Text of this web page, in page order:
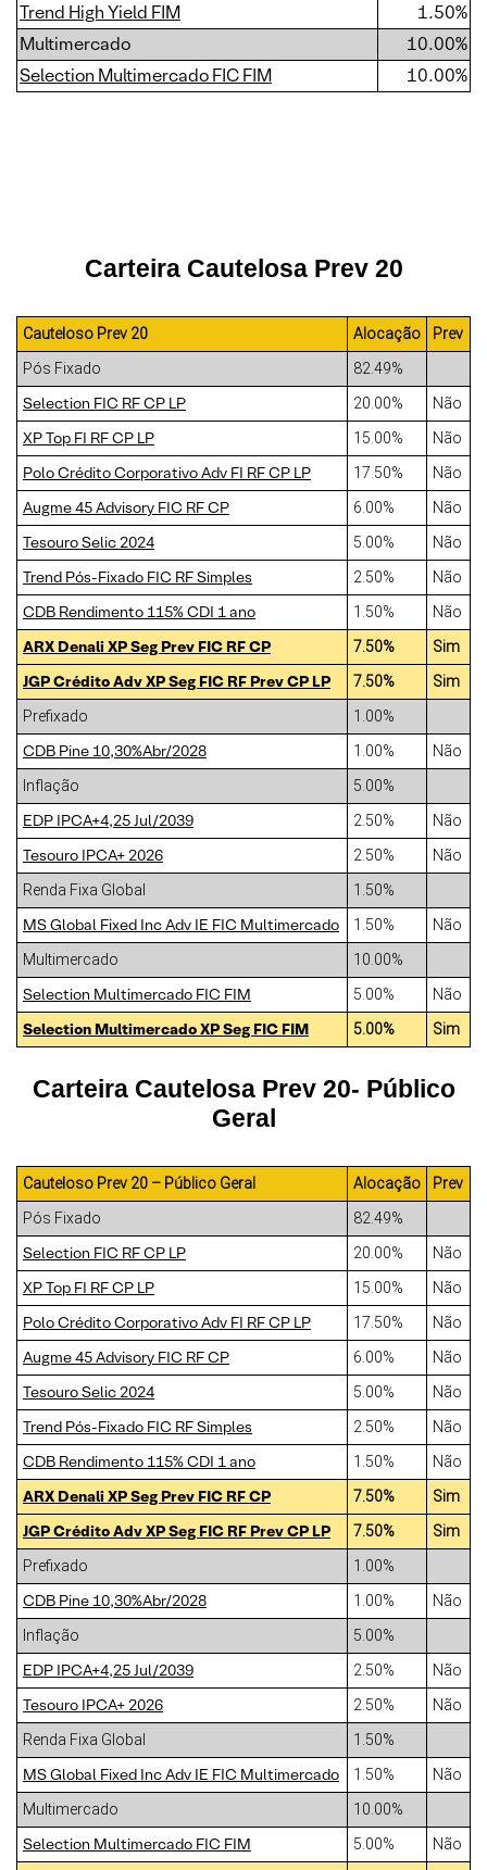
Trend High Yield FIM
1.50%
Multimercado
10.00%
Selection Multimercado FIC FIM
10.00%
Carteira Cautelosa Prev 20
Cauteloso Prev 20 Alocação
Prev
Pós Fixado
82.49%
Selection FIC RF CP LP 20.00% Não
XP Top FI RF CP LP 15.00% Não
Polo Crédito Corporativo Adv FI RF CP LP 17.50% Não
Augme 45 Advisory FIC RF CP 6.00% Não
Tesouro Selic 2024 5.00% Não
Trend Pós-Fixado FIC RF Simples 2.50% Não
CDB Rendimento 115% CDI 1 ano 1.50% Não
ARX Denali XP Seg Prev FIC RF CP 7.50% Sim
JGP Crédito Adv XP Seg FIC RF Prev CP LP 7.50%
Sim
Prefixado
1.00%
CDB Pine 10,30%Abr/2028 1.00%
Não
Inflação
5.00%
EDP IPCA+4,25 Jul/2039 2.50% Não
Tesouro IPCA+ 2026 2.50%
Não
Renda Fixa Global
1.50%
MS Global Fixed Inc Adv IE FIC Multimercado 1.50%
Não
Multimercado
10.00%
Selection Multimercado FIC FIM 5.00% Não
Selection Multimercado XP Seg FIC FIM 5.00% Sim
Carteira Cautelosa Prev 20- Público
Geral
Cauteloso Prev 20 – Público Geral Alocação
Prev
Pós Fixado
82.49%
Selection FIC RF CP LP 20.00% Não
XP Top FI RF CP LP 15.00% Não
Polo Crédito Corporativo Adv FI RF CP LP 17.50% Não
Augme 45 Advisory FIC RF CP 6.00% Não
Tesouro Selic 2024 5.00% Não
Trend Pós-Fixado FIC RF Simples 2.50% Não
CDB Rendimento 115% CDI 1 ano 1.50% Não
ARX Denali XP Seg Prev FIC RF CP 7.50% Sim
JGP Crédito Adv XP Seg FIC RF Prev CP LP 7.50%
Sim
Prefixado
1.00%
CDB Pine 10,30%Abr/2028 1.00%
Não
Inflação
5.00%
EDP IPCA+4,25 Jul/2039 2.50% Não
Tesouro IPCA+ 2026 2.50%
Não
Renda Fixa Global
1.50%
MS Global Fixed Inc Adv IE FIC Multimercado 1.50%
Não
Multimercado
10.00%
Selection Multimercado FIC FIM 5.00% Não